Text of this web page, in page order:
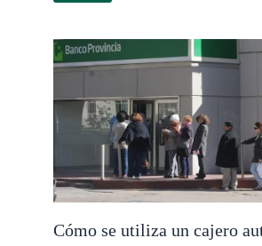
Cómo se utiliza un cajero